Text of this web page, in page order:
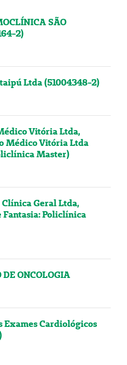
SÃO
2)
Ltda (51004348-2)
Vitória Ltda,
Médico Vitória Ltda
Master)
Geral Ltda,
Fantasia: Policlínica
ONCOLOGIA
Exames Cardiológicos